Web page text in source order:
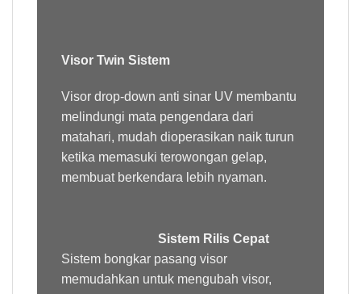
Visor Twin Sistem
Visor drop-down anti sinar UV membantu
melindungi mata pengendara dari
matahari, mudah dioperasikan naik turun
ketika memasuki terowongan gelap,
membuat berkendara lebih nyaman.
Sistem Rilis Cepat
Sistem bongkar pasang visor
memudahkan untuk mengubah visor,